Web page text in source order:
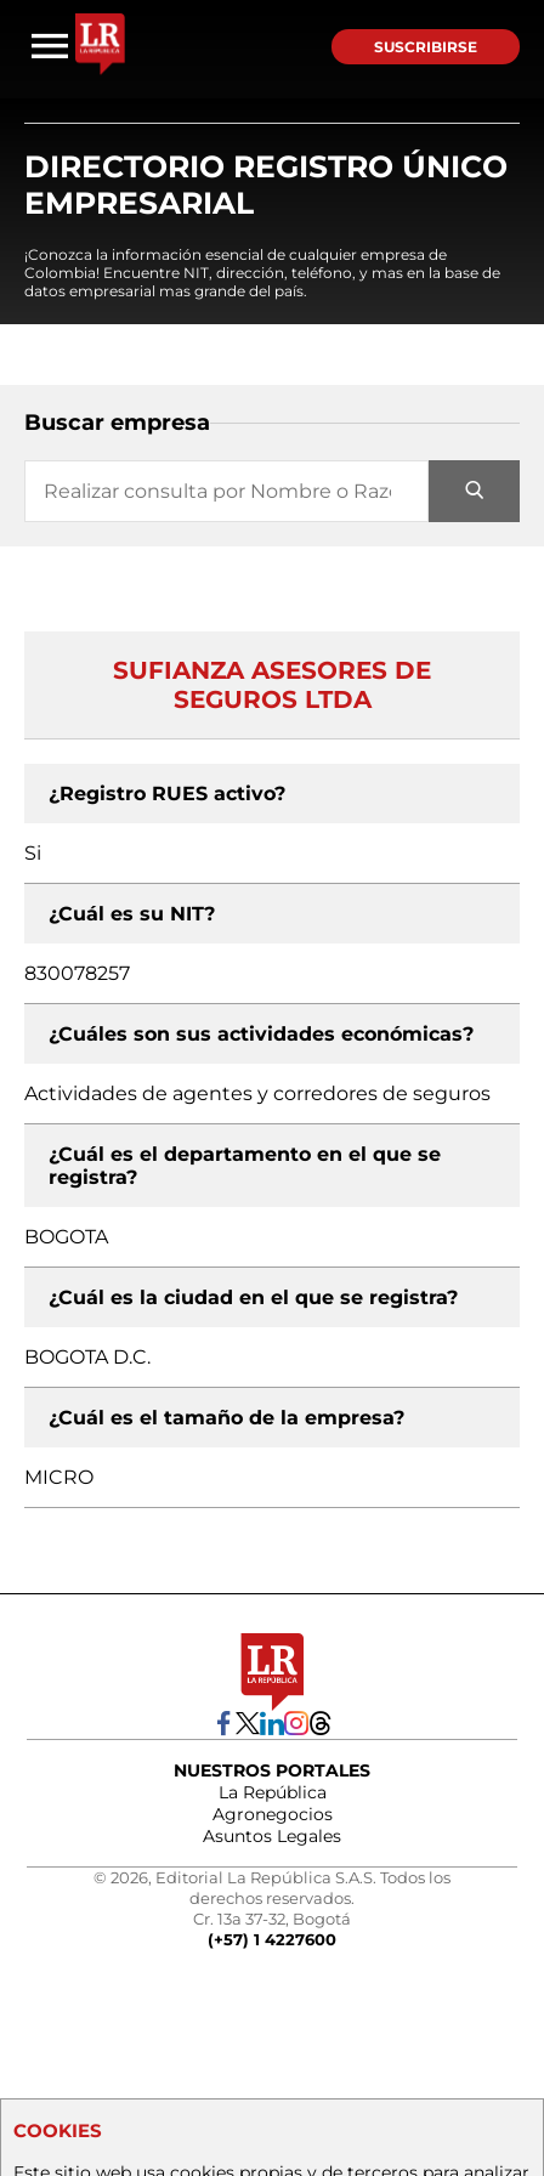
SUSCRIBIRSE
DIRECTORIO REGISTRO ÚNICO
EMPRESARIAL
¡Conozca la información esencial de cualquier empresa de
Colombia! Encuentre NIT, dirección, teléfono, y mas en la base de
datos empresarial mas grande del país.
Buscar empresa
SUFIANZA ASESORES DE
SEGUROS LTDA
¿Registro RUES activo?
Si
¿Cuál es su NIT?
830078257
¿Cuáles son sus actividades económicas?
Actividades de agentes y corredores de seguros
¿Cuál es el departamento en el que se
registra?
BOGOTA
¿Cuál es la ciudad en el que se registra?
BOGOTA D.C.
¿Cuál es el tamaño de la empresa?
MICRO
NUESTROS PORTALES
La República
Agronegocios
Asuntos Legales
© 2026, Editorial La República S.A.S. Todos los
derechos reservados.
Cr. 13a 37-32, Bogotá
(+57) 1 4227600
COOKIES